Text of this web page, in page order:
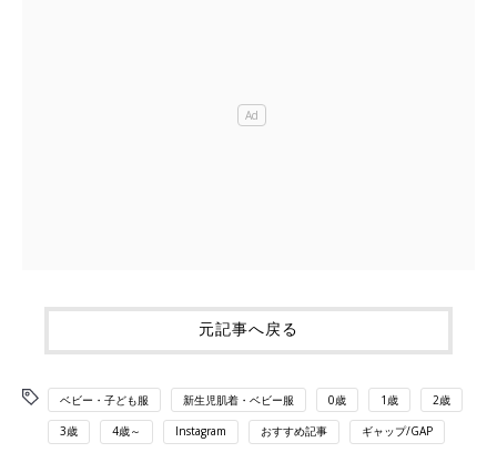
元記事へ戻る
ベビー・子ども服 新生児肌着・ベビー服 0歳 1歳 2歳
3歳 4歳～ Instagram おすすめ記事 ギャップ/GAP